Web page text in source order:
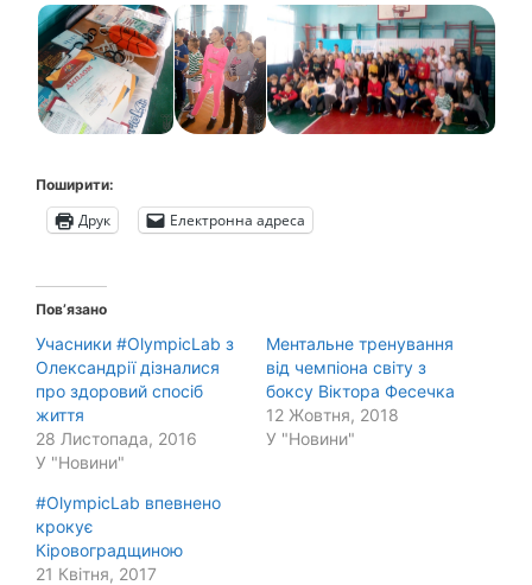
Поширити:
Друк Електронна адреса
Пов’язано
Учасники #OlympicLab з
Олександрії дізналися
про здоровий спосіб
життя
28 Листопада, 2016
У "Новини"
Ментальне тренування
від чемпіона світу з
боксу Віктора Фесечка
12 Жовтня, 2018
У "Новини"
#OlympicLab впевнено
крокує
Кіровоградщиною
21 Квітня, 2017